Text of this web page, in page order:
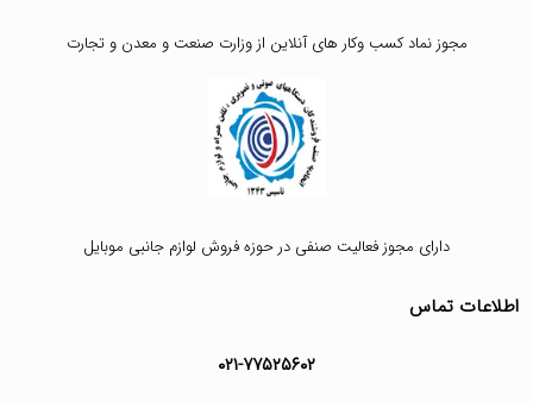
مجوز نماد کسب وکار های آنلاین از وزارت صنعت و معدن و تجارت
دارای مجوز فعالیت صنفی در حوزه فروش لوازم جانبی موبایل
اطلاعات تماس
۰۲۱-۷۷۵۲۵۶۰۲